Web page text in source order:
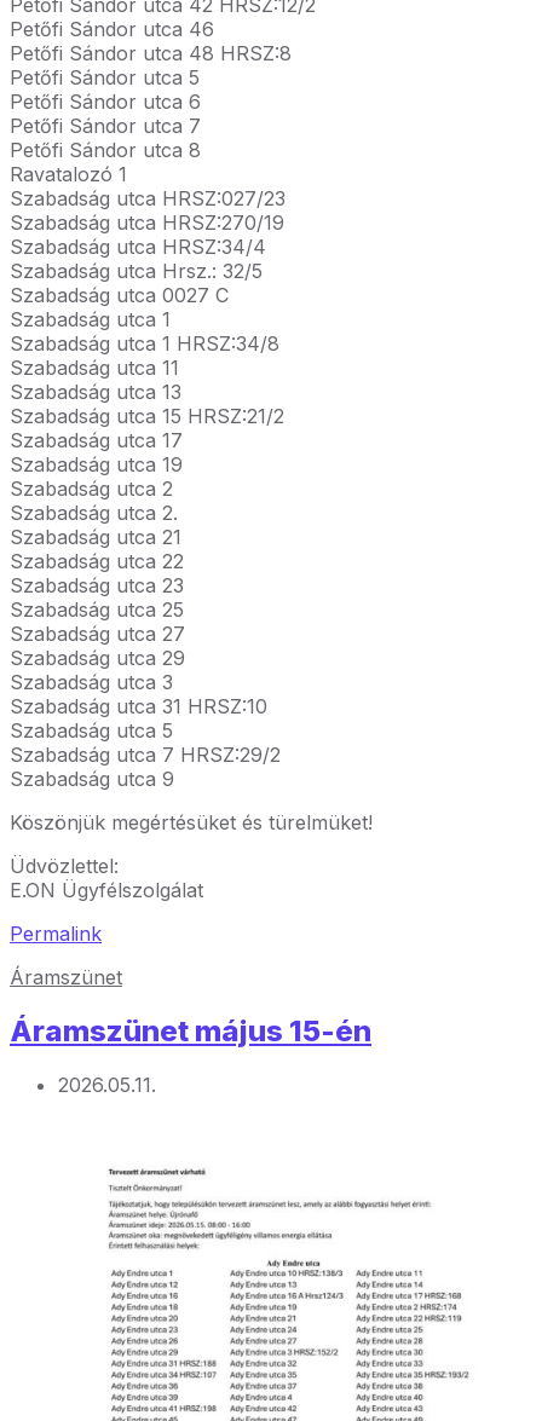
Petőfi Sándor utca 46
Petőfi Sándor utca 48 HRSZ:8
Petőfi Sándor utca 5
Petőfi Sándor utca 6
Petőfi Sándor utca 7
Petőfi Sándor utca 8
Ravatalozó 1
Szabadság utca HRSZ:027/23
Szabadság utca HRSZ:270/19
Szabadság utca HRSZ:34/4
Szabadság utca Hrsz.: 32/5
Szabadság utca 0027 C
Szabadság utca 1
Szabadság utca 1 HRSZ:34/8
Szabadság utca 11
Szabadság utca 13
Szabadság utca 15 HRSZ:21/2
Szabadság utca 17
Szabadság utca 19
Szabadság utca 2
Szabadság utca 2.
Szabadság utca 21
Szabadság utca 22
Szabadság utca 23
Szabadság utca 25
Szabadság utca 27
Szabadság utca 29
Szabadság utca 3
Szabadság utca 31 HRSZ:10
Szabadság utca 5
Szabadság utca 7 HRSZ:29/2
Szabadság utca 9
Köszönjük megértésüket és türelmüket!
Üdvözlettel:
E.ON Ügyfélszolgálat
Permalink
Áramszünet
Áramszünet május 15-én
2026.05.11.